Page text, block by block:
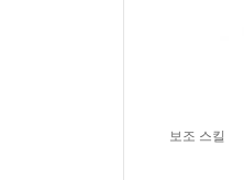
보조 스킬